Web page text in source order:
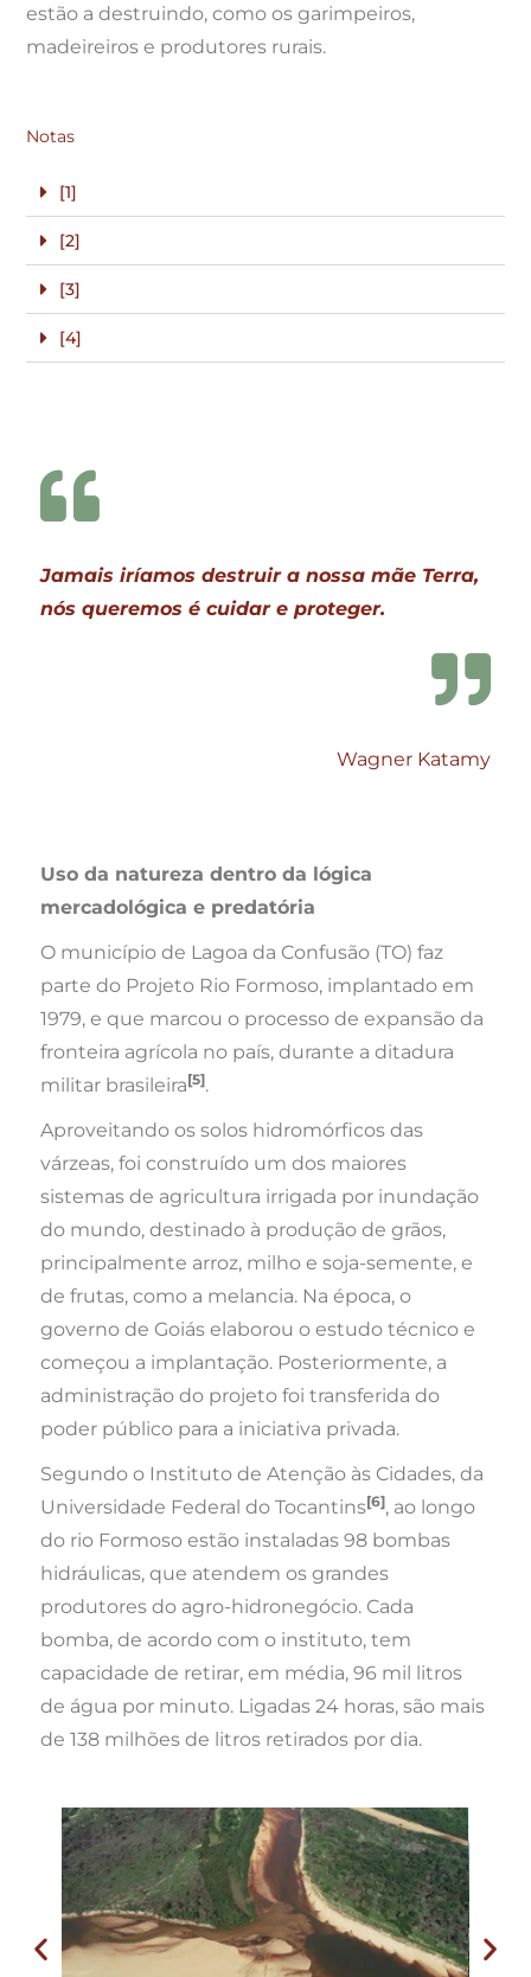
estão a destruindo, como os garimpeiros,
madeireiros e produtores rurais.
Notas
[1]
[2]
[3]
[4]
Jamais iríamos destruir a nossa mãe Terra,
nós queremos é cuidar e proteger.
Wagner Katamy
Uso da natureza dentro da lógica
mercadológica e predatória
O município de Lagoa da Confusão (TO) faz
parte do Projeto Rio Formoso, implantado em
1979, e que marcou o processo de expansão da
fronteira agrícola no país, durante a ditadura
militar brasileira[5].
Aproveitando os solos hidromórficos das
várzeas, foi construído um dos maiores
sistemas de agricultura irrigada por inundação
do mundo, destinado à produção de grãos,
principalmente arroz, milho e soja-semente, e
de frutas, como a melancia. Na época, o
governo de Goiás elaborou o estudo técnico e
começou a implantação. Posteriormente, a
administração do projeto foi transferida do
poder público para a iniciativa privada.
Segundo o Instituto de Atenção às Cidades, da
Universidade Federal do Tocantins[6], ao longo
do rio Formoso estão instaladas 98 bombas
hidráulicas, que atendem os grandes
produtores do agro-hidronegócio. Cada
bomba, de acordo com o instituto, tem
capacidade de retirar, em média, 96 mil litros
de água por minuto. Ligadas 24 horas, são mais
de 138 milhões de litros retirados por dia.